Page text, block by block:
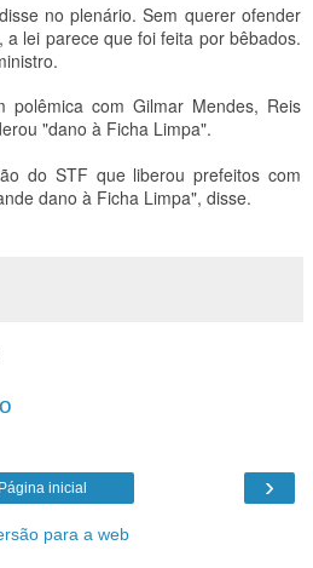
no plenário. Sem querer ofender
lei parece que foi feita por bêbados.
polêmica com Gilmar Mendes, Reis
"dano à Ficha Limpa".
do STF que liberou prefeitos com
dano à Ficha Limpa", disse.
›
Página inicial
para a web